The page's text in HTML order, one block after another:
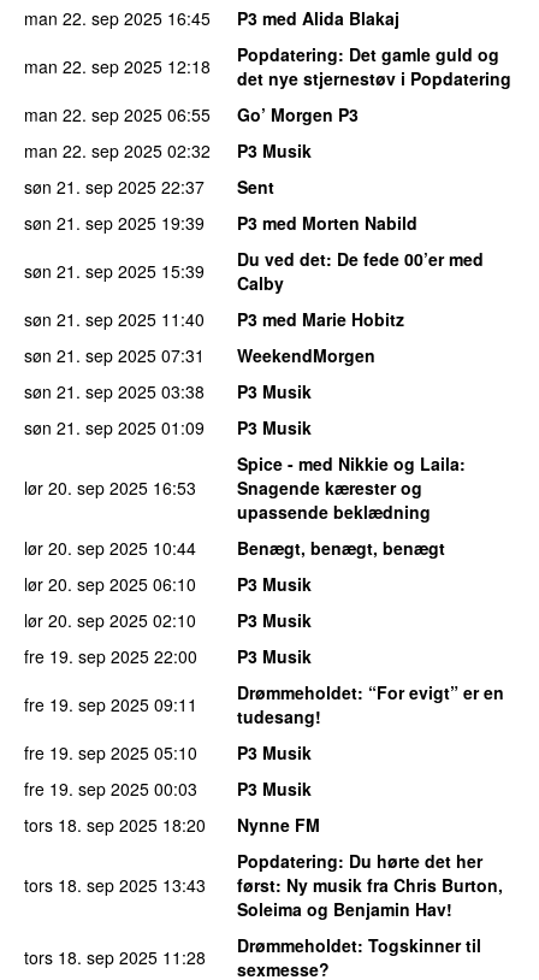
man 22. sep 2025 16:45
P3 med Alida Blakaj
man 22. sep 2025 12:18 Popdatering: Det gamle guld og
det nye stjernestøv i Popdatering
man 22. sep 2025 06:55
Go’ Morgen P3
man 22. sep 2025 02:32
P3 Musik
søn 21. sep 2025 22:37
Sent
søn 21. sep 2025 19:39
P3 med Morten Nabild
søn 21. sep 2025 15:39 Du ved det: De fede 00’er med
Calby
søn 21. sep 2025 11:40
P3 med Marie Hobitz
søn 21. sep 2025 07:31
WeekendMorgen
søn 21. sep 2025 03:38
P3 Musik
søn 21. sep 2025 01:09 P3 Musik
lør 20. sep 2025 16:53
Spice - med Nikkie og Laila:
Snagende kærester og
upassende beklædning
lør 20. sep 2025 10:44
Benægt, benægt, benægt
lør 20. sep 2025 06:10
P3 Musik
lør 20. sep 2025 02:10
P3 Musik
fre 19. sep 2025 22:00
P3 Musik
fre 19. sep 2025 09:11 Drømmeholdet: “For evigt” er en
tudesang!
fre 19. sep 2025 05:10
P3 Musik
fre 19. sep 2025 00:03
P3 Musik
tors 18. sep 2025 18:20 Nynne FM
tors 18. sep 2025 13:43
Popdatering: Du hørte det her
først: Ny musik fra Chris Burton,
Soleima og Benjamin Hav!
tors 18. sep 2025 11:28 Drømmeholdet: Togskinner til
sexmesse?